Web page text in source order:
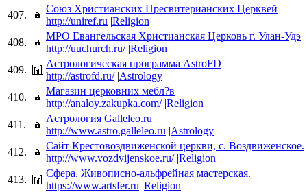
407.
Союз Христианских Пресвитерианских Церквей
http://uniref.ru |Religion
408.
МРО Евангельская Христианская Церковь г. Улан-Удэ
http://uuchurch.ru/ |Religion
409.
Астрологическая программа AstroFD
http://astrofd.ru/ |Astrology
410.
Магазин церковних мебл?в
http://analoy.zakupka.com/ |Religion
411.
Астрология Galleleo.ru
http://www.astro.galleleo.ru |Astrology
412.
Сайт Крестовоздвиженской церкви, с. Воздвиженское.
http://www.vozdvijenskoe.ru/ |Religion
413.
Сфера. Живописно-альфрейная мастерская.
https://www.artsfer.ru |Religion